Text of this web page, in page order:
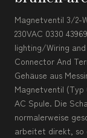
Magnetventil 3/2-
230VAC 0330
lighting/Wiring
Connector And
Gehäuse aus
Magnetventil (Typ
AC Spule. Die
normalerweise
arbeitet direkt, so